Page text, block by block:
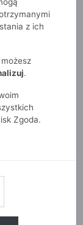
kwiatki
z ich
.
Zgoda.